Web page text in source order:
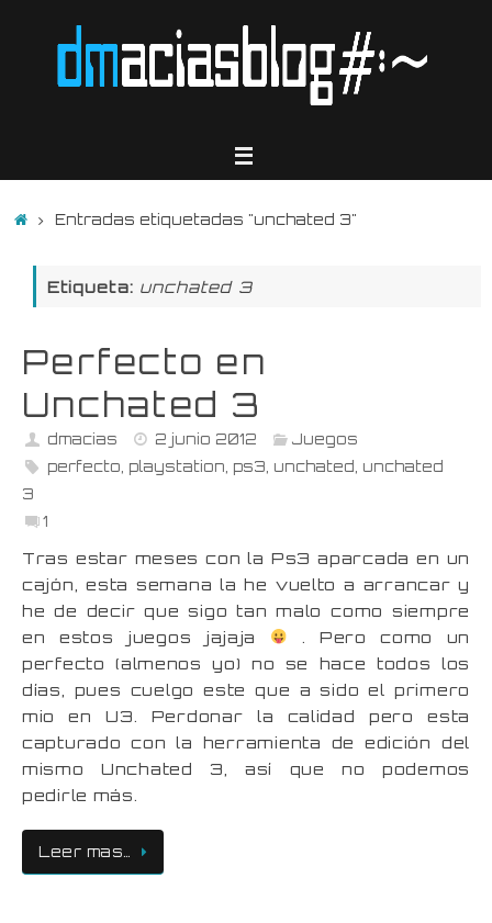
InicioEntradas etiquetadas "unchated 3"
Etiqueta: unchated 3
Perfecto en
Unchated 3
dmacias 2 junio 2012
Juegos
perfecto playstation ps3 unchated
unchated
3
1
Tras estar meses con la Ps3 aparcada en un
cajón, esta semana la he vuelto a arrancar y
he de decir que sigo tan malo como siempre
en estos juegos jajaja
. Pero como un
perfecto (almenos yo) no se hace todos los
días, pues cuelgo este que a sido el primero
mio en U3. Perdonar la calidad pero esta
capturado con la herramienta de edición del
mismo Unchated 3, así que no podemos
pedirle más.
Leer mas…